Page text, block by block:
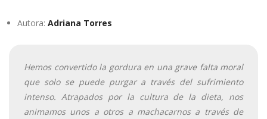
Autora: Adriana Torres
Hemos convertido la gordura en una grave falta moral
que solo se puede purgar a través del sufrimiento
intenso. Atrapados por la cultura de la dieta, nos
animamos unos a otros a machacarnos a través de